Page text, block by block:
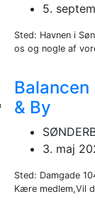
5.
Sted: Havnen i
os og nogle af
Balancen
& By
3. maj
Sted: Damgade
Kære medlem,Vil